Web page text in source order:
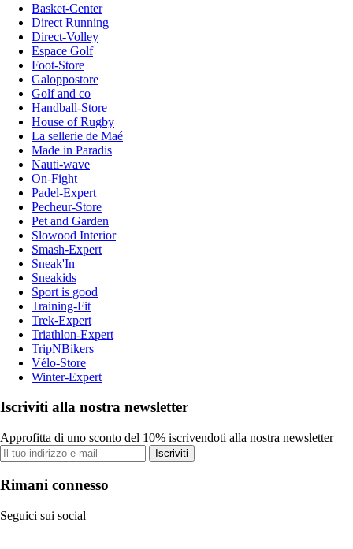
Basket-Center
Direct Running
Direct-Volley
Espace Golf
Foot-Store
Galoppostore
Golf and co
Handball-Store
House of Rugby
La sellerie de Maé
Made in Paradis
Nauti-wave
On-Fight
Padel-Expert
Pecheur-Store
Pet and Garden
Slowood Interior
Smash-Expert
Sneak'In
Sneakids
Sport is good
Training-Fit
Trek-Expert
Triathlon-Expert
TripNBikers
Vélo-Store
Winter-Expert
Iscriviti alla nostra newsletter
Approfitta di uno sconto del 10% iscrivendoti alla nostra newsletter
Iscriviti
Rimani connesso
Seguici sui social